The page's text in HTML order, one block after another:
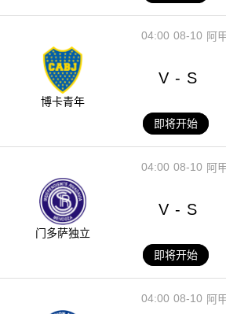
08-10
04:00 阿
博卡青年
V - S
即将开始
08-10
04:00 阿
门多萨独立
V - S
即将开始
08-10
04:00 阿